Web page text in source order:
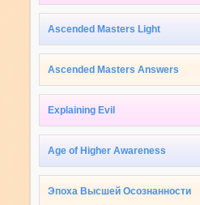
Ascended Masters Light
Ascended Masters Answers
Explaining Evil
Age of Higher Awareness
Эпоха Высшей Осознанности